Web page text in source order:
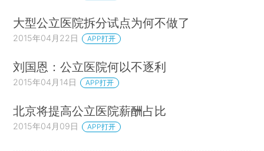
大型公立医院拆分试点为何不做了
2015年04月22日 APP打开
刘国恩：公立医院何以不逐利
2015年04月14日 APP打开
北京将提高公立医院薪酬占比
2015年04月09日 APP打开